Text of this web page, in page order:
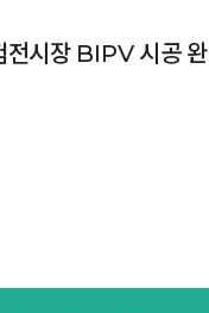
전시장 BIPV 시공